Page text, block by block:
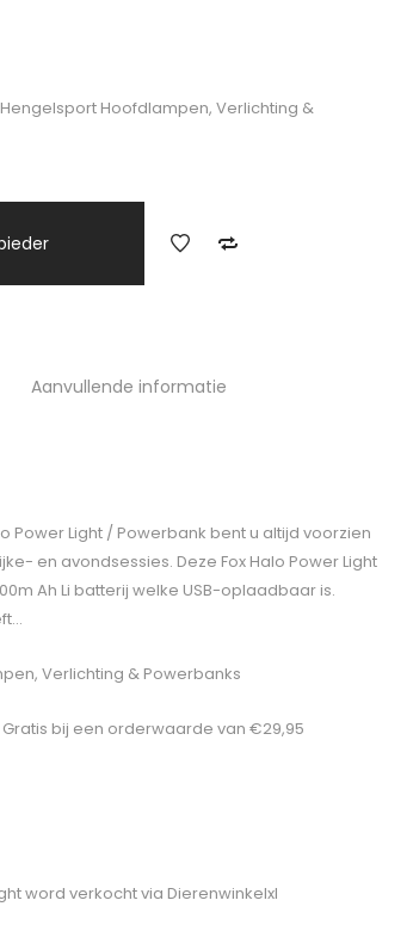
Hengelsport Hoofdlampen, Verlichting &
Aanvullende informatie
Power Light / Powerbank bent u altijd voorzien
en avondsessies. Deze Fox Halo Power Light
Ah Li batterij welke USB-oplaadbaar is.
Verlichting & Powerbanks
bij een orderwaarde van €29,95
word verkocht via Dierenwinkelxl